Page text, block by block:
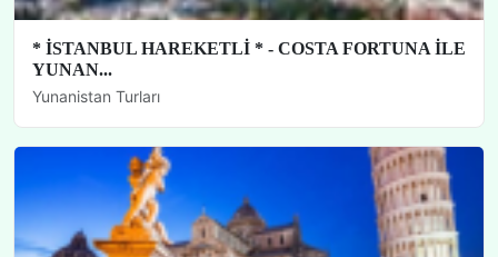
* İSTANBUL HAREKETLİ * - COSTA FORTUNA İLE
YUNAN...
Yunanistan Turları